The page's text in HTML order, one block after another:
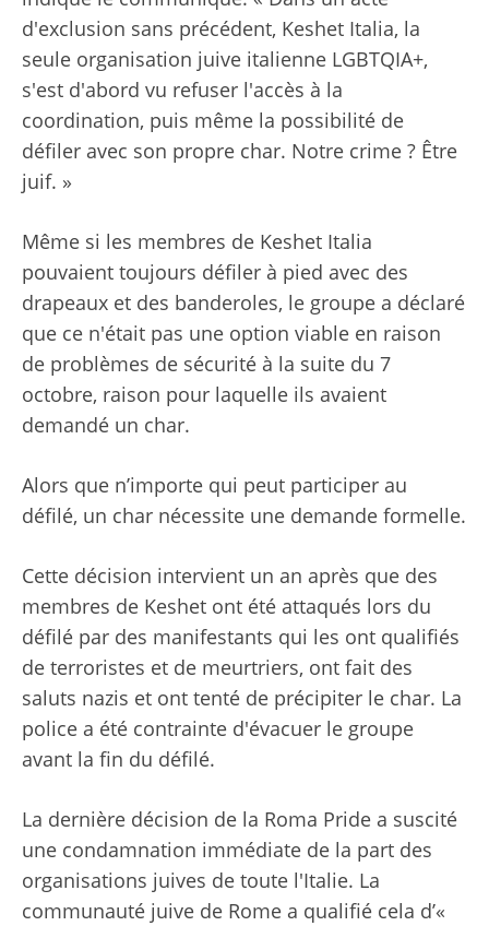
d'exclusion sans précédent, Keshet Italia, la
seule organisation juive italienne LGBTQIA+,
s'est d'abord vu refuser l'accès à la
coordination, puis même la possibilité de
défiler avec son propre char. Notre crime ? Être
juif. »
Même si les membres de Keshet Italia
pouvaient toujours défiler à pied avec des
drapeaux et des banderoles, le groupe a déclaré
que ce n'était pas une option viable en raison
de problèmes de sécurité à la suite du 7
octobre, raison pour laquelle ils avaient
demandé un char.
Alors que n’importe qui peut participer au
défilé, un char nécessite une demande formelle.
Cette décision intervient un an après que des
membres de Keshet ont été attaqués lors du
défilé par des manifestants qui les ont qualifiés
de terroristes et de meurtriers, ont fait des
saluts nazis et ont tenté de précipiter le char. La
police a été contrainte d'évacuer le groupe
avant la fin du défilé.
La dernière décision de la Roma Pride a suscité
une condamnation immédiate de la part des
organisations juives de toute l'Italie. La
communauté juive de Rome a qualifié cela d’«